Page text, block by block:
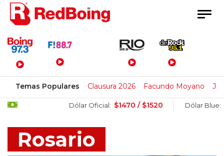
Menú Principal
Temas Populares Clausura 2026 Facundo Moyano
Dólar Oficial: $1470 / $1520 Dólar Blue: $1505 /
Rosario